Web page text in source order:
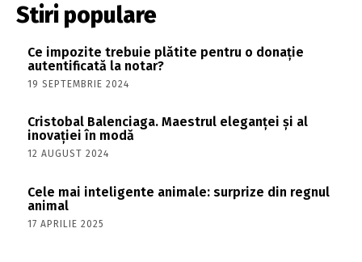
Stiri populare
Ce impozite trebuie plătite pentru o donație
autentificată la notar?
19 SEPTEMBRIE 2024
Cristobal Balenciaga. Maestrul eleganței și al
inovației în modă
12 AUGUST 2024
Cele mai inteligente animale: surprize din regnul
animal
17 APRILIE 2025